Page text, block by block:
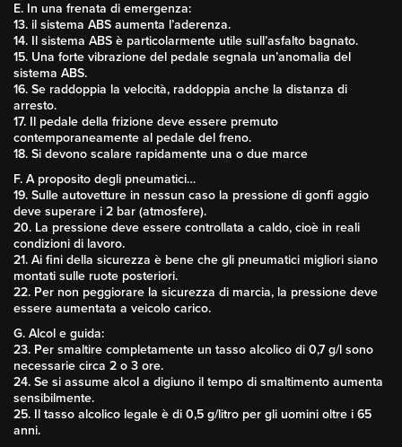
E. In una frenata di emergenza:
13. il sistema ABS aumenta l’aderenza.
14. Il sistema ABS è particolarmente utile sull’asfalto bagnato.
15. Una forte vibrazione del pedale segnala un’anomalia del
sistema ABS.
16. Se raddoppia la velocità, raddoppia anche la distanza di
arresto.
17. Il pedale della frizione deve essere premuto
contemporaneamente al pedale del freno.
18. Si devono scalare rapidamente una o due marce
F. A proposito degli pneumatici…
19. Sulle autovetture in nessun caso la pressione di gonfi aggio
deve superare i 2 bar (atmosfere).
20. La pressione deve essere controllata a caldo, cioè in reali
condizioni di lavoro.
21. Ai fini della sicurezza è bene che gli pneumatici migliori siano
montati sulle ruote posteriori.
22. Per non peggiorare la sicurezza di marcia, la pressione deve
essere aumentata a veicolo carico.
G. Alcol e guida:
23. Per smaltire completamente un tasso alcolico di 0,7 g/l sono
necessarie circa 2 o 3 ore.
24. Se si assume alcol a digiuno il tempo di smaltimento aumenta
sensibilmente.
25. Il tasso alcolico legale è di 0,5 g/litro per gli uomini oltre i 65
anni.